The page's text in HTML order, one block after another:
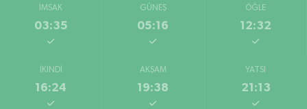
İMSAK
03:35
GÜNEŞ
05:16
ÖĞLE
12:32
İKINDI
16:24
AKŞAM
19:38
YATSI
21:13